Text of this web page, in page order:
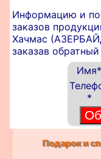
Информацию и
заказов
Хачмас
заказав
Имя*
*
Подарок и